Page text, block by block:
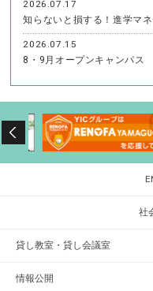
2026.07.17
知らないと損する！進学マ
2026.07.15
8・9月オープンキャンパス
社
貸し教室・貸し会議室
情報公開